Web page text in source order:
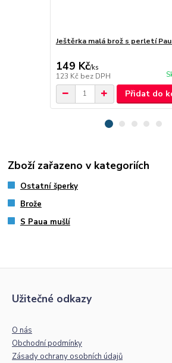
Ještěrka malá brož s perletí
149 Kč/ks
123 Kč bez DPH
Přidat do
Zboží zařazeno v kategoriích
Ostatní šperky
Brože
S Paua mušlí
Užitečné odkazy
O nás
Obchodní podmínky
Zásady ochrany osobních údajů